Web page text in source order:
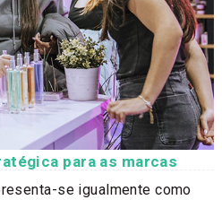
para as marcas
se igualmente como